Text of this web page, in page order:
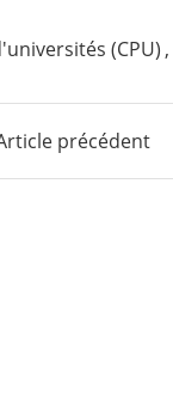
(CPU) ,
précédent